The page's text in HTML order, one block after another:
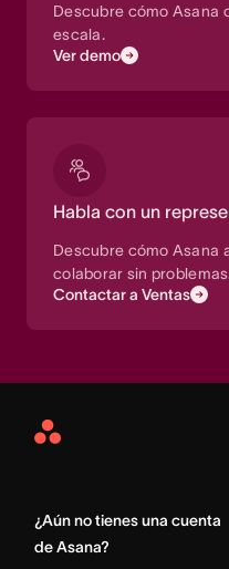
Descubre cómo Asana
escala.
Ver demo
Habla con un
Descubre cómo Asana
colaborar sin
Contactar a Ventas
Asana
¿Aún no tienes una cuenta
de Asana?